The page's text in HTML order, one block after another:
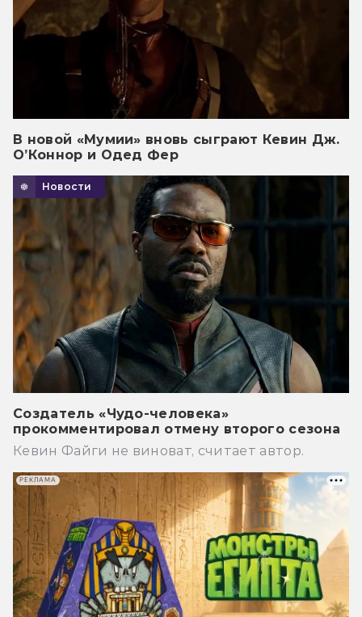
В новой «Мумии» вновь сыграют Кевин Дж.
О’Коннор и Одед Фер
Новости
Создатель «Чудо-человека»
прокомментировал отмену второго сезона
Кевин Файги не виноват, считает автор.
РЕКЛАМА